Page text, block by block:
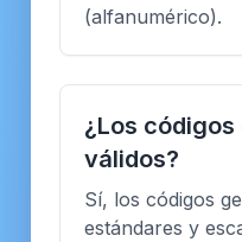
(alfanumérico).
¿Los
válidos?
Sí, los códigos
estándares y